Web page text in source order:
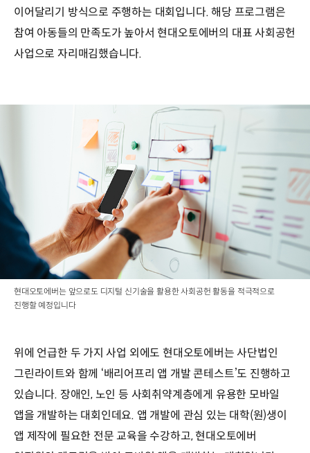
이어달리기 방식으로 주행하는 대회입니다. 해당 프로그램은
참여 아동들의 만족도가 높아서 현대오토에버의 대표 사회공헌
사업으로 자리매김했습니다.
현대오토에버는 앞으로도 디지털 신기술을 활용한 사회공헌 활동을 적극적으로
진행할 예정입니다
위에 언급한 두 가지 사업 외에도 현대오토에버는 사단법인
그린라이트와 함께 ‘배리어프리 앱 개발 콘테스트’도 진행하고
있습니다. 장애인, 노인 등 사회취약계층에게 유용한 모바일
앱을 개발하는 대회인데요. 앱 개발에 관심 있는 대학(원)생이
앱 제작에 필요한 전문 교육을 수강하고, 현대오토에버